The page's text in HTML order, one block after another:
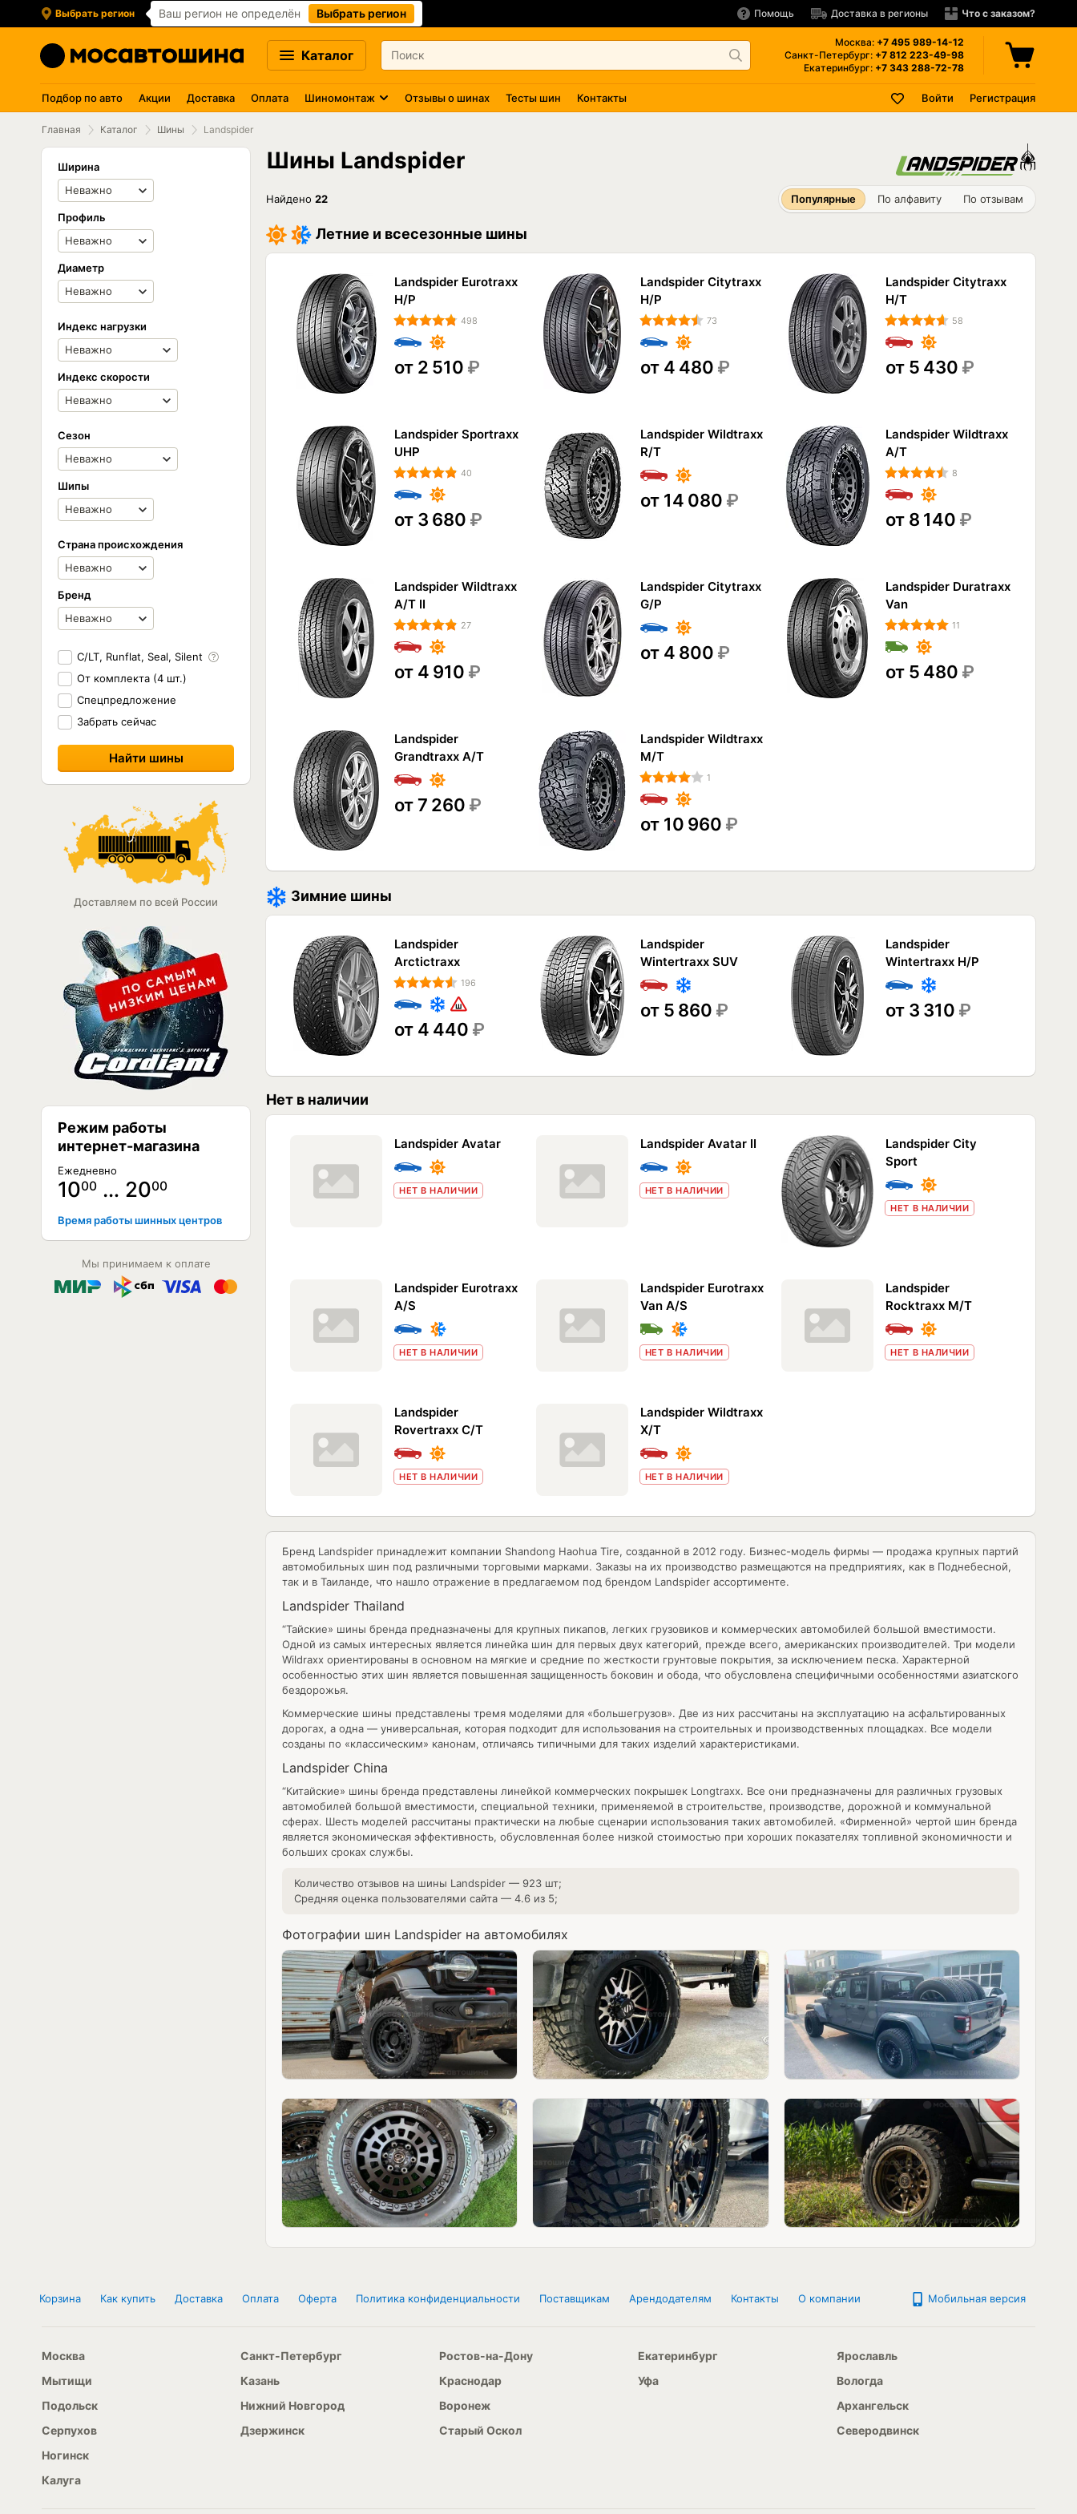
Выбрать регион Ваш регион не определён Выбрать регион Помощь Доставка в регионы Что с заказом?
Каталог
Москва: +7 495 989-14-12
Санкт-Петербург: +7 812 223-49-98
Екатеринбург: +7 343 288-72-78
Подбор по авто Акции Доставка Оплата Шиномонтаж Отзывы о шинах Тесты шин Контакты Войти Регистрация
Главная Каталог Шины Landspider
Ширина
Профиль
Диаметр
Индекс нагрузки
Индекс скорости
Сезон
Шипы
Страна происхождения
Бренд
C/LT, Runflat, Seal, Silent
От комплекта (4 шт.)
Спецпредложение
Забрать сейчас
Доставляем по всей России
Режим работы
интернет-магазина
Ежедневно
1000 … 2000
Время работы шинных центров
Мы принимаем к оплате
Шины Landspider
Найдено 22 Популярные По алфавиту По отзывам
Летние и всесезонные шины
Landspider Eurotraxx
H/P
498
от 2 510 ₽
Landspider Citytraxx
H/P
73
от 4 480 ₽
Landspider Citytraxx
H/T
58
от 5 430 ₽
Landspider Sportraxx
UHP
40
от 3 680 ₽
Landspider Wildtraxx
R/T
от 14 080 ₽
Landspider Wildtraxx
A/T
8
от 8 140 ₽
Landspider Wildtraxx
A/T II
27
от 4 910 ₽
Landspider Citytraxx
G/P
от 4 800 ₽
Landspider Duratraxx
Van
11
от 5 480 ₽
Landspider
Grandtraxx A/T
от 7 260 ₽
Landspider Wildtraxx
M/T
1
от 10 960 ₽
Зимние шины
Landspider
Arctictraxx
196
от 4 440 ₽
Landspider
Wintertraxx SUV
от 5 860 ₽
Landspider
Wintertraxx H/P
от 3 310 ₽
Нет в наличии
Landspider Avatar
НЕТ В НАЛИЧИИ
Landspider Avatar II
НЕТ В НАЛИЧИИ
Landspider City
Sport
НЕТ В НАЛИЧИИ
Landspider Eurotraxx
A/S
НЕТ В НАЛИЧИИ
Landspider Eurotraxx
Van A/S
НЕТ В НАЛИЧИИ
Landspider
Rocktraxx M/T
НЕТ В НАЛИЧИИ
Landspider
Rovertraxx C/T
НЕТ В НАЛИЧИИ
Landspider Wildtraxx
X/T
НЕТ В НАЛИЧИИ
Бренд Landspider принадлежит компании Shandong Haohua Tire, созданной в 2012 году. Бизнес-модель фирмы — продажа крупных партий
автомобильных шин под различными торговыми марками. Заказы на их производство размещаются на предприятиях, как в Поднебесной,
так и в Таиланде, что нашло отражение в предлагаемом под брендом Landspider ассортименте.
Landspider Thailand
“Тайские» шины бренда предназначены для крупных пикапов, легких грузовиков и коммерческих автомобилей большой вместимости.
Одной из самых интересных является линейка шин для первых двух категорий, прежде всего, американских производителей. Три модели
Wildraxx ориентированы в основном на мягкие и средние по жесткости грунтовые покрытия, за исключением песка. Характерной
особенностью этих шин является повышенная защищенность боковин и обода, что обусловлена специфичными особенностями азиатского
бездорожья.
Коммерческие шины представлены тремя моделями для «большегрузов». Две из них рассчитаны на эксплуатацию на асфальтированных
дорогах, а одна — универсальная, которая подходит для использования на строительных и производственных площадках. Все модели
созданы по «классическим» канонам, отличаясь типичными для таких изделий характеристиками.
Landspider China
“Китайские» шины бренда представлены линейкой коммерческих покрышек Longtraxx. Все они предназначены для различных грузовых
автомобилей большой вместимости, специальной техники, применяемой в строительстве, производстве, дорожной и коммунальной
сферах. Шесть моделей рассчитаны практически на любые сценарии использования таких автомобилей. «Фирменной» чертой шин бренда
является экономическая эффективность, обусловленная более низкой стоимостью при хороших показателях топливной экономичности и
больших сроках службы.
Количество отзывов на шины Landspider — 923 шт;
Средняя оценка пользователями сайта — 4.6 из 5;
Фотографии шин Landspider на автомобилях
Корзина Как купить Доставка Оплата Оферта Политика конфиденциальности Поставщикам Арендодателям Контакты О компании Мобильная версия
Москва
Мытищи
Подольск
Серпухов
Ногинск
Калуга
Санкт-Петербург
Казань
Нижний Новгород
Дзержинск
Ростов-на-Дону
Краснодар
Воронеж
Старый Оскол
Екатеринбург
Уфа
Ярославль
Вологда
Архангельск
Северодвинск